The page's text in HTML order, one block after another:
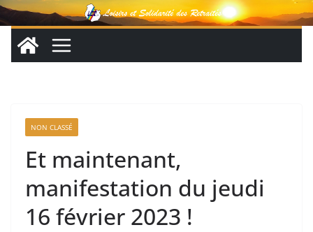
Passer
au
contenu
NON CLASSÉ
Et maintenant,
manifestation du jeudi
16 février 2023 !